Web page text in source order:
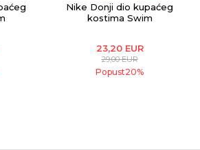
Nike Donji dio kupaćeg
kostima Swim
23,20 EUR
29,00EUR
Popust20%